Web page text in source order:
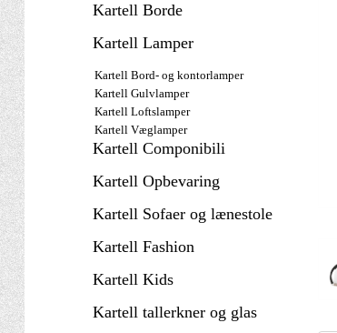
Kartell Borde
Kartell Lamper
Kartell Bord- og kontorlamper
Kartell Gulvlamper
Kartell Loftslamper
Kartell Væglamper
Kartell Componibili
Kartell Opbevaring
Kartell Sofaer og lænestole
Kartell Fashion
Kartell Kids
Kartell tallerkner og glas